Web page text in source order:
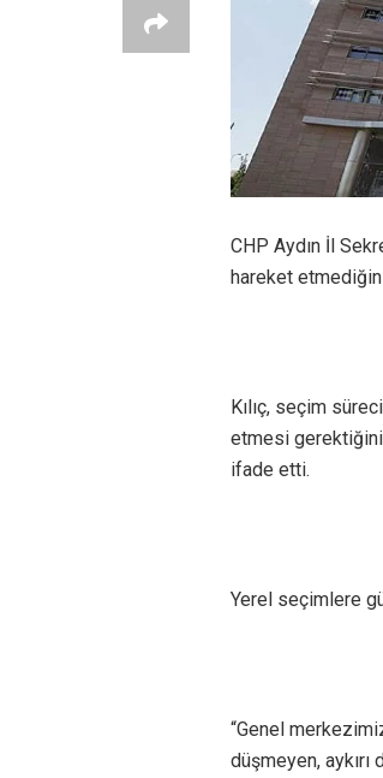
CHP Aydın İl
hareket
Kılıç, seçim
etmesi gerektiğini
ifade etti.
Yerel seçimlere
“Genel
düşmeyen,